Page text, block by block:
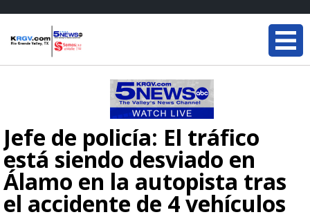
Jefe de policía: El tráfico
está siendo desviado en
Álamo en la autopista tras
el accidente de 4 vehículos